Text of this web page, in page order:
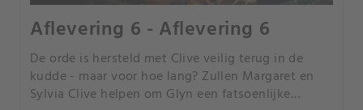
Aflevering 6 - Aflevering 6
De orde is hersteld met Clive veilig terug in de
kudde - maar voor hoe lang? Zullen Margaret en
Sylvia Clive helpen om Glyn een fatsoenlijke